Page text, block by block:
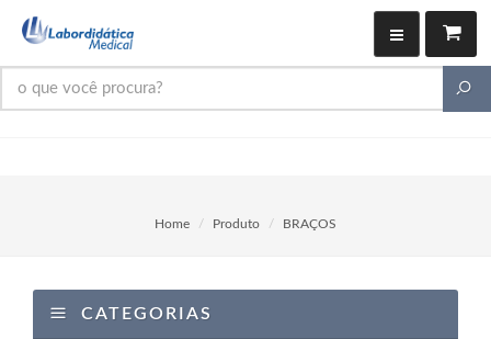
Home Produto BRAÇOS
CATEGORIAS